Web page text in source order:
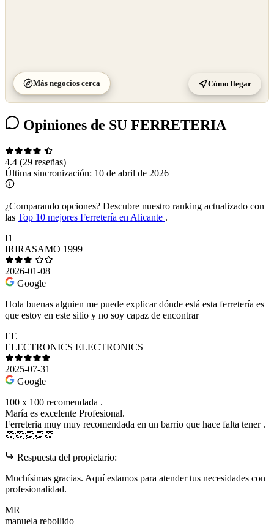
Más negocios cerca Cómo llegar
Opiniones de SU FERRETERIA
4.4 (29 reseñas)
Última sincronización: 10 de abril de 2026
¿Comparando opciones? Descubre nuestro ranking actualizado con
las Top 10 mejores Ferretería en Alicante .
I1
IRIRASAMO 1999
2026-01-08
Google
Hola buenas alguien me puede explicar dónde está esta ferretería es
que estoy en este sitio y no soy capaz de encontrar
EE
ELECTRONICS ELECTRONICS
2025-07-31
Google
100 x 100 recomendada .
María es excelente Profesional.
Ferreteria muy muy recomendada en un barrio que hace falta tener .
👏👏👏👏👏
Respuesta del propietario:
Muchísimas gracias. Aquí estamos para atender tus necesidades con
profesionalidad.
MR
manuela rebollido